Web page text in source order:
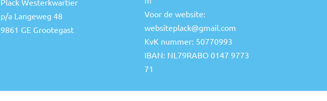
Plack Westerkwartier
p/a Langeweg 48
9861 GE Grootegast
Voor de website:
websiteplack@gmail.com
KvK nummer: 50770993
IBAN: NL79RABO 0147 9773
71